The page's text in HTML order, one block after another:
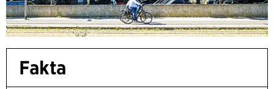
Fakta